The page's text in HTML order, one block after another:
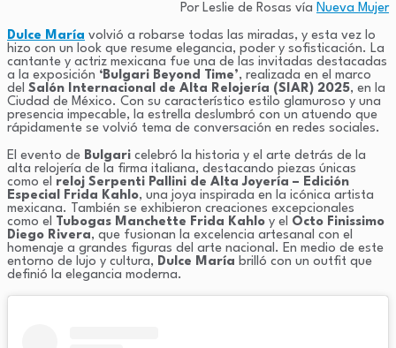
Por Leslie de Rosas vía Nueva Mujer
Dulce María volvió a robarse todas las miradas, y esta vez lo
hizo con un look que resume elegancia, poder y sofisticación. La
cantante y actriz mexicana fue una de las invitadas destacadas
a la exposición ‘Bulgari Beyond Time’, realizada en el marco
del Salón Internacional de Alta Relojería (SIAR) 2025, en la
Ciudad de México. Con su característico estilo glamuroso y una
presencia impecable, la estrella deslumbró con un atuendo que
rápidamente se volvió tema de conversación en redes sociales.
El evento de Bulgari celebró la historia y el arte detrás de la
alta relojería de la firma italiana, destacando piezas únicas
como el reloj Serpenti Pallini de Alta Joyería – Edición
Especial Frida Kahlo, una joya inspirada en la icónica artista
mexicana. También se exhibieron creaciones excepcionales
como el
Tubogas Manchette Frida Kahlo y el Octo Finissimo
Diego Rivera, que fusionan la excelencia artesanal con el
homenaje a grandes figuras del arte nacional. En medio de este
entorno de lujo y cultura, Dulce María brilló con un outfit que
definió la elegancia moderna.